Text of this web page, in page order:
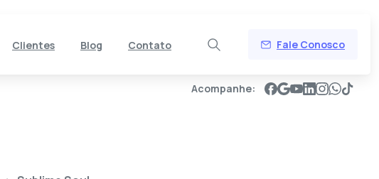
Clientes Blog Contato Fale Conosco
Acompanhe: